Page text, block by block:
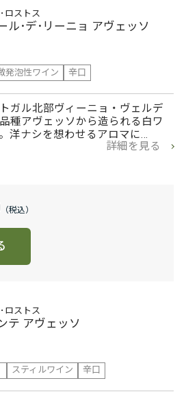
ロストス
ル･デ･リーニョ アヴェッソ
発泡性ワイン 辛口
ガル北部ヴィーニョ・ヴェルデ
種アヴェッソから造られる白ワ
洋ナシを想わせるアロマに…
詳細を見る
ロストス
テ アヴェッソ
スティルワイン 辛口